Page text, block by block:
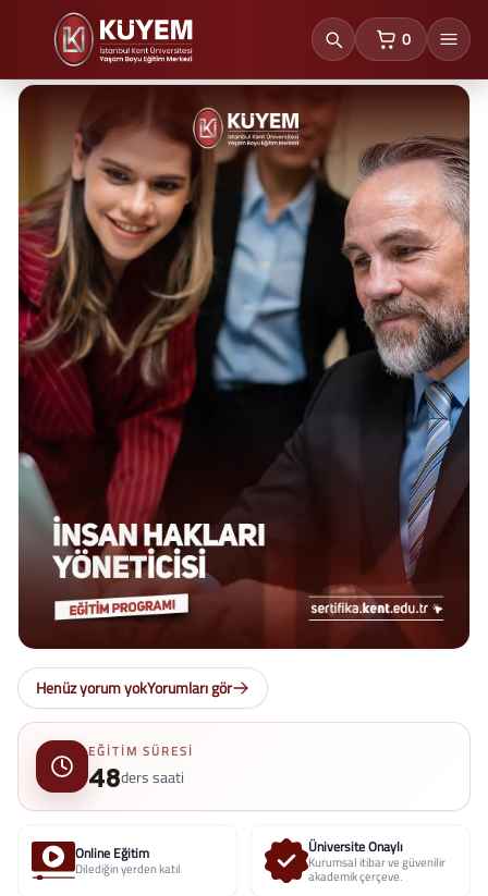
0
sepetteki
Henüz yorum yokYorumları gör
EĞITIM SÜRESI
48ders saati
Online Eğitim
Dilediğin yerden katıl
Üniversite Onaylı
Kurumsal itibar ve güvenilir
akademik çerçeve.